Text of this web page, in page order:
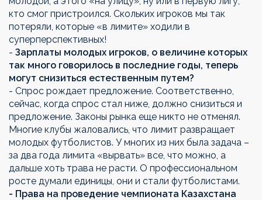
кто смог пристроился. Скольких игроков мы так
потеряли, которые «в лимите» ходили в
суперперспективных!
- Зарплаты молодых игроков, о величине которых
так много говорилось в последние годы, теперь
могут снизиться естественным путем?
- Спрос рождает предложение. Соответственно,
сейчас, когда спрос стал ниже, должно снизиться и
предложение. Законы рынка еще никто не отменял.
Многие клубы жаловались, что лимит развращает
молодых футболистов. У многих из них была задача –
за два года лимита «вырвать» все, что можно, а
дальше хоть трава не расти. О профессиональном
росте думали единицы, они и стали футболистами.
- Права на проведение чемпионата Казахстана